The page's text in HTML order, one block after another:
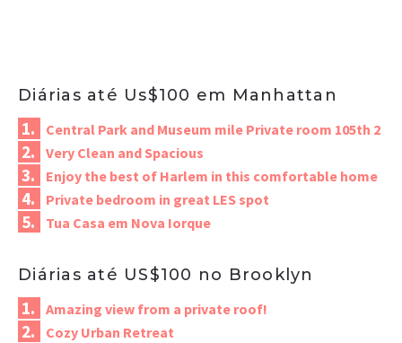
Diárias até Us$100 em Manhattan
Central Park and Museum mile Private room 105th 2
Very Clean and Spacious
Enjoy the best of Harlem in this comfortable home
Private bedroom in great LES spot
Tua Casa em Nova Iorque
Diárias até US$100 no Brooklyn
Amazing view from a private roof!
Cozy Urban Retreat